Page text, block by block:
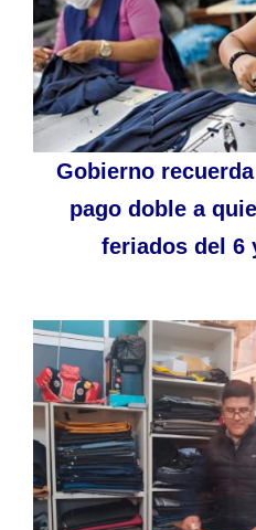
Gobierno
pago doble a
feriados del 6